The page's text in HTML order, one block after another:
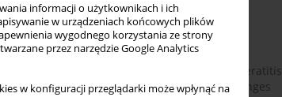
informacji o użytkownikach i ich
w urządzeniach końcowych plików
wygodnego korzystania ze strony
przez narzędzie Google Analytics
w konfiguracji przeglądarki może wpłynąć na
Najczęściej czytane
Miesiąc
Rok
Herpes Simplex Virus
and Therapeutic Challenges